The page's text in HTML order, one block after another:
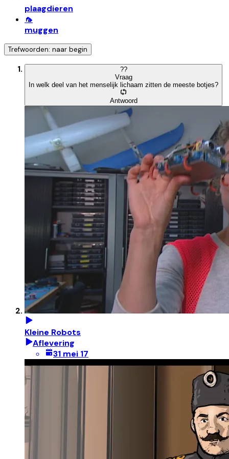
plaagdieren
🦟
muggen
Trefwoorden: naar begin
??
Vraag
In welk deel van het menselijk lichaam zitten de meeste botjes?
Antwoord
Kleine Robots
Aflevering
31 mei 17